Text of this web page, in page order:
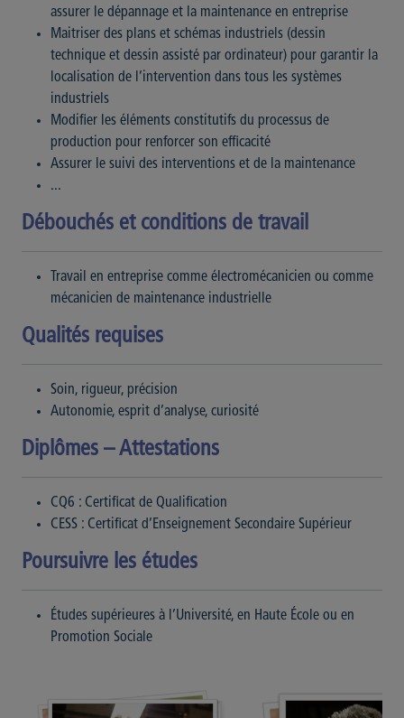
assurer le dépannage et la maintenance en entreprise
Maitriser des plans et schémas industriels (dessin
technique et dessin assisté par ordinateur) pour garantir la
localisation de l’intervention dans tous les systèmes
industriels
Modifier les éléments constitutifs du processus de
production pour renforcer son efficacité
Assurer le suivi des interventions et de la maintenance
...
Débouchés et conditions de travail
Travail en entreprise comme électromécanicien ou comme
mécanicien de maintenance industrielle
Qualités requises
Soin, rigueur, précision
Autonomie, esprit d’analyse, curiosité
Diplômes – Attestations
CQ6 : Certificat de Qualification
CESS : Certificat d’Enseignement Secondaire Supérieur
Poursuivre les études
Études supérieures à l’Université, en Haute École ou en
Promotion Sociale